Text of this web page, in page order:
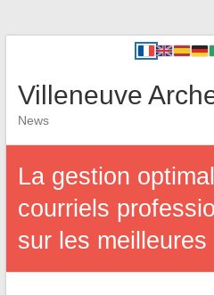
Villeneuve
News
La gestion
courriels
sur les